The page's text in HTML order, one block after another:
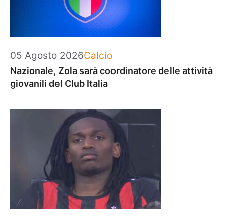
05 Agosto 2026Categorie
Calcio
Nazionale, Zola sarà coordinatore delle attività
giovanili del Club Italia